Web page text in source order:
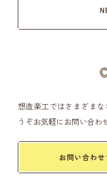
想造楽工ではさまざまな
うぞお気軽にお問い合わ
お問い合わせ